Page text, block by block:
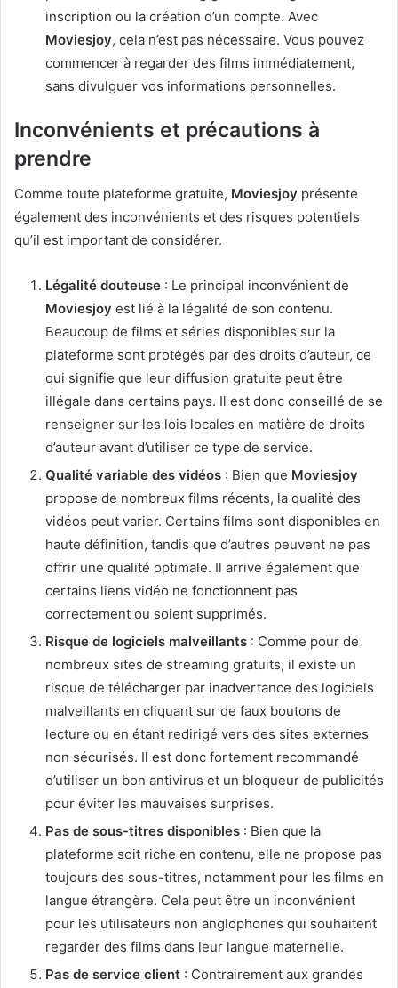
inscription ou la création d’un compte. Avec
Moviesjoy, cela n’est pas nécessaire. Vous pouvez
commencer à regarder des films immédiatement,
sans divulguer vos informations personnelles.
Inconvénients et précautions à
prendre
Comme toute plateforme gratuite, Moviesjoy présente
également des inconvénients et des risques potentiels
qu’il est important de considérer.
Légalité douteuse : Le principal inconvénient de
Moviesjoy est lié à la légalité de son contenu.
Beaucoup de films et séries disponibles sur la
plateforme sont protégés par des droits d’auteur, ce
qui signifie que leur diffusion gratuite peut être
illégale dans certains pays. Il est donc conseillé de se
renseigner sur les lois locales en matière de droits
d’auteur avant d’utiliser ce type de service.
Qualité variable des vidéos : Bien que Moviesjoy
propose de nombreux films récents, la qualité des
vidéos peut varier. Certains films sont disponibles en
haute définition, tandis que d’autres peuvent ne pas
offrir une qualité optimale. Il arrive également que
certains liens vidéo ne fonctionnent pas
correctement ou soient supprimés.
Risque de logiciels malveillants : Comme pour de
nombreux sites de streaming gratuits, il existe un
risque de télécharger par inadvertance des logiciels
malveillants en cliquant sur de faux boutons de
lecture ou en étant redirigé vers des sites externes
non sécurisés. Il est donc fortement recommandé
d’utiliser un bon antivirus et un bloqueur de publicités
pour éviter les mauvaises surprises.
Pas de sous-titres disponibles : Bien que la
plateforme soit riche en contenu, elle ne propose pas
toujours des sous-titres, notamment pour les films en
langue étrangère. Cela peut être un inconvénient
pour les utilisateurs non anglophones qui souhaitent
regarder des films dans leur langue maternelle.
Pas de service client : Contrairement aux grandes